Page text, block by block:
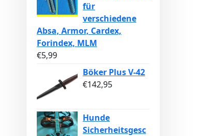
für
verschiedene
Absa, Armor, Cardex,
Forindex, MLM
€5,99
Böker Plus V-42
€142,95
Hunde
Sicherheitsgesc